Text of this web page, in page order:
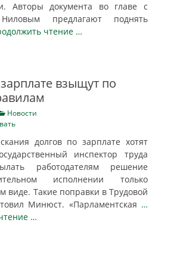
Авторы документа во главе с
предлагают поднять
чтение …
взыщут по
Categories
Новости
долгов по зарплате хотят
инспектор труда
работодателям решение
исполнении только
виде. Такие поправки в Трудовой
Минюст. «Парламентская …
…